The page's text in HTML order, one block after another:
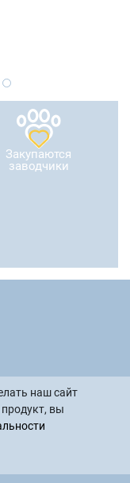
Закупаются
заводчики
наш сайт
вы